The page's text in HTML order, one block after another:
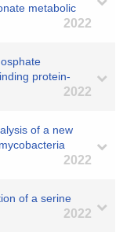
metabolic
2022
protein-
2022
of a new
2022
of a serine
2022